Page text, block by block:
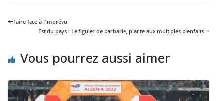
Faire face à l’imprévu
Est du pays : Le figuier de barbarie, plante aux multiples bienfaits
Vous pourrez aussi aimer